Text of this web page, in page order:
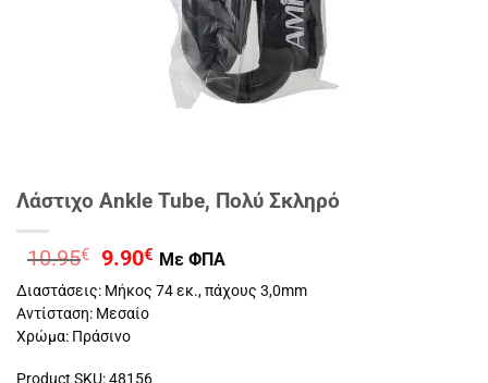
Λάστιχο Ankle Tube, Πολύ Σκληρό
10.95€
Original
price
was:
10.95€.
9.90€ Η
τρέχουσα
τιμή
Με ΦΠΑ
Διαστάσεις: Μήκος 74 εκ., πάχους 3,0mm
Αντίσταση: Μεσαίο
Χρώμα: Πράσινο
Product SKU: 48156